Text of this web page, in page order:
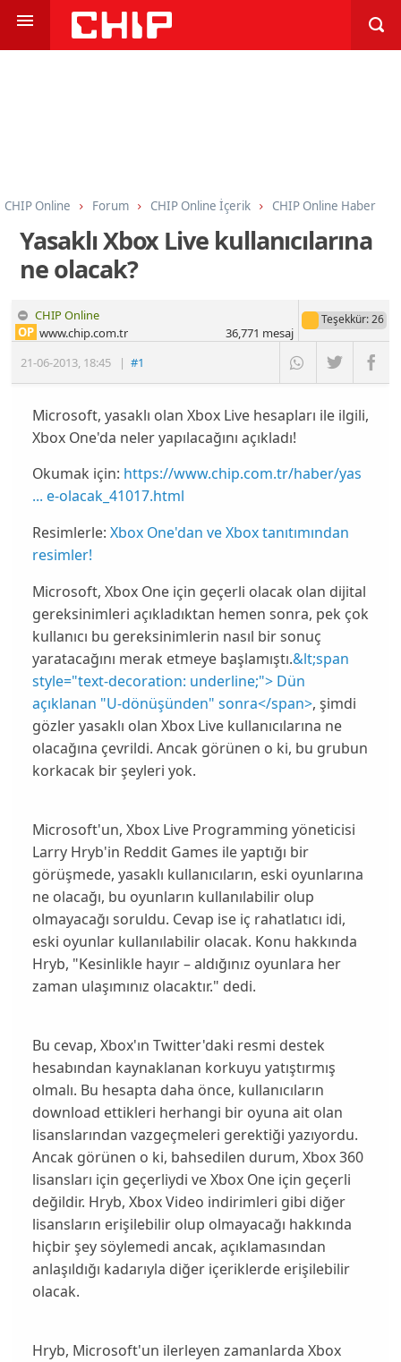
CHIP Online Forum CHIP Online İçerik CHIP Online Haber
Yasaklı Xbox Live kullanıcılarına
ne olacak?
CHIP Online
21-06-2013, 18:45 |#1
OP www.chip.com.tr
Teşekkür: 26
36,771 mesaj
Microsoft, yasaklı olan Xbox Live hesapları ile ilgili,
Xbox One'da neler yapılacağını açıkladı!
Okumak için: https://www.chip.com.tr/haber/yas
... e-olacak_41017.html
Resimlerle: Xbox One'dan ve Xbox tanıtımından
resimler!
Microsoft, Xbox Oneiçin geçerli olacak olan dijital
gereksinimleri açıkladıktan hemen sonra, pek çok
kullanıcı bu gereksinimlerin nasıl bir sonuç
yaratacağını merak etmeye başlamıştı.&lt;span
style="text-decoration: underline;">Dün
açıklanan "U-dönüşünden" sonra</span>, şimdi
gözler yasaklı olan Xbox Live kullanıcılarına ne
olacağına çevrildi. Ancak görünen o ki, bu grubun
korkacak bir şeyleri yok.
Microsoft'un, Xbox Live Programming yöneticisi
Larry Hryb'in Reddit Games ile yaptığı bir
görüşmede, yasaklı kullanıcıların, eski oyunlarına
ne olacağı, bu oyunların kullanılabilir olup
olmayacağı soruldu. Cevap ise iç rahatlatıcı idi,
eski oyunlar kullanılabilirolacak. Konu hakkında
Hryb, "Kesinlikle hayır – aldığınız oyunlara her
zaman ulaşımınız olacaktır." dedi.
Bu cevap, Xbox'ın Twitter'daki resmi destek
hesabından kaynaklanan korkuyu yatıştırmış
olmalı. Bu hesapta daha önce, kullanıcıların
download ettikleri herhangi bir oyuna ait olan
lisanslarından vazgeçmeleri gerektiği yazıyordu.
Ancak görünen o ki, bahsedilen durum, Xbox 360
lisansları için geçerliydi ve Xbox One için geçerli
değildir. Hryb, Xbox Video indirimleri gibi diğer
lisansların erişilebilir olup olmayacağı hakkında
hiçbir şey söylemedi ancak, açıklamasından
anlaşıldığı kadarıyla diğer içeriklerde erişilebilir
olacak.
Hryb, Microsoft'un ilerleyen zamanlarda Xbox